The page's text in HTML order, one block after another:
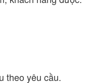
theo yêu cầu.